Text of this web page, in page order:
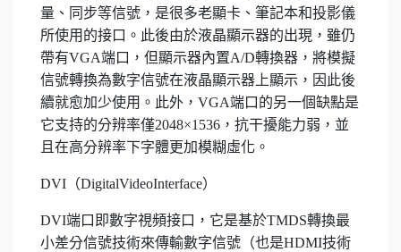
量、同步等信號，是很多老顯卡、筆記本和投影儀
所使用的接口。此後由於液晶顯示器的出現，雖仍
帶有VGA端口，但顯示器內置A/D轉換器，將模擬
信號轉換為數字信號在液晶顯示器上顯示，因此後
續就愈加少使用。此外，VGA端口的另一個缺點是
它支持的分辨率僅2048×1536，抗干擾能力弱，並
且在高分辨率下字體更加模糊虛化。
DVI（DigitalVideoInterface）
DVI端口即數字視頻接口，它是基於TMDS轉換最
小差分信號技術來傳輸數字信號（也是HDMI技術